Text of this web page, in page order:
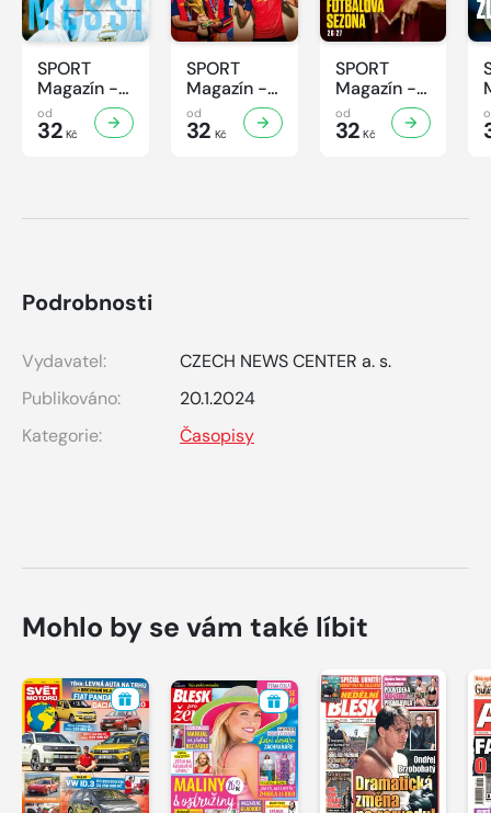
SPORT
Magazín -
32/2026
od
32 Kč
SPORT
Magazín -
31/2026
od
32 Kč
SPORT
Magazín -
30/2026
od
32 Kč
Podrobnosti
Vydavatel:
CZECH NEWS CENTER a. s.
Publikováno:
20.1.2024
Kategorie:
Časopisy
Mohlo by se vám také líbit